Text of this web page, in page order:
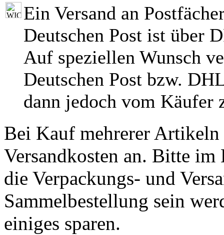
Ein Versand an
Deutschen Post ist über
Auf speziellen Wunsch
Deutschen Post bzw.
dann jedoch vom Käufer
Bei Kauf mehrerer
Versandkosten an. Bitte
die Verpackungs- und
Sammelbestellung sein
einiges sparen.